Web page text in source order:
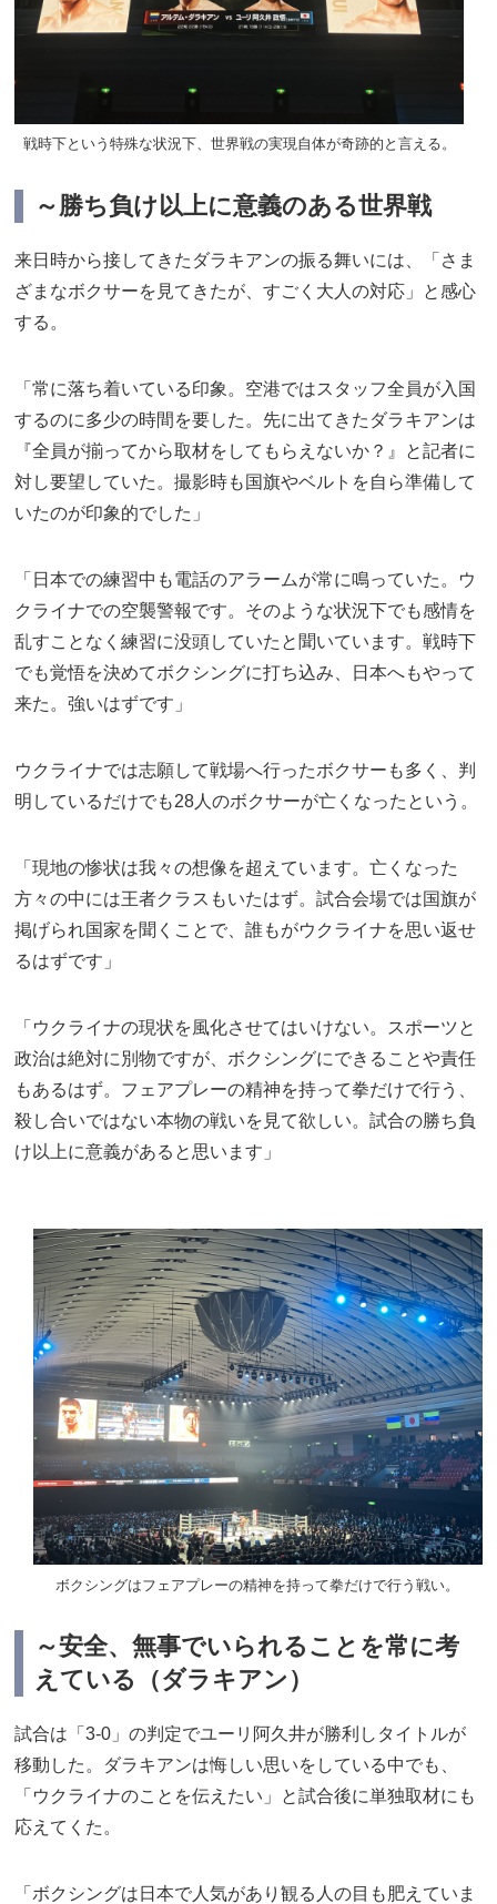
戦時下という特殊な状況下、世界戦の実現自体が奇跡的と言える。
～勝ち負け以上に意義のある世界戦
来日時から接してきたダラキアンの振る舞いには、「さま
ざまなボクサーを見てきたが、すごく大人の対応」と感心
する。
「常に落ち着いている印象。空港ではスタッフ全員が入国
するのに多少の時間を要した。先に出てきたダラキアンは
『全員が揃ってから取材をしてもらえないか？』と記者に
対し要望していた。撮影時も国旗やベルトを自ら準備して
いたのが印象的でした」
「日本での練習中も電話のアラームが常に鳴っていた。ウ
クライナでの空襲警報です。そのような状況下でも感情を
乱すことなく練習に没頭していたと聞いています。戦時下
でも覚悟を決めてボクシングに打ち込み、日本へもやって
来た。強いはずです」
ウクライナでは志願して戦場へ行ったボクサーも多く、判
明しているだけでも28人のボクサーが亡くなったという。
「現地の惨状は我々の想像を超えています。亡くなった
方々の中には王者クラスもいたはず。試合会場では国旗が
掲げられ国家を聞くことで、誰もがウクライナを思い返せ
るはずです」
「ウクライナの現状を風化させてはいけない。スポーツと
政治は絶対に別物ですが、ボクシングにできることや責任
もあるはず。フェアプレーの精神を持って拳だけで行う、
殺し合いではない本物の戦いを見て欲しい。試合の勝ち負
け以上に意義があると思います」
ボクシングはフェアプレーの精神を持って拳だけで行う戦い。
～安全、無事でいられることを常に考
えている（ダラキアン）
試合は「3-0」の判定でユーリ阿久井が勝利しタイトルが
移動した。ダラキアンは悔しい思いをしている中でも、
「ウクライナのことを伝えたい」と試合後に単独取材にも
応えてくた。
「ボクシングは日本で人気があり観る人の目も肥えていま